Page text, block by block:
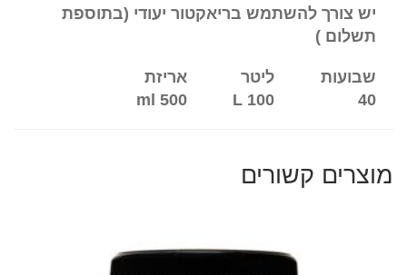
יש צורך להשתמש בריאקטור יעודי (בתוספת
תשלום )
שבועות ליטר
אריזת
40
L 100
500 ml
מוצרים קשורים